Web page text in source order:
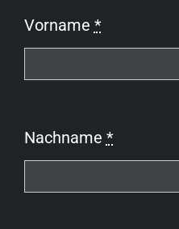
Vorname *
Nachname *